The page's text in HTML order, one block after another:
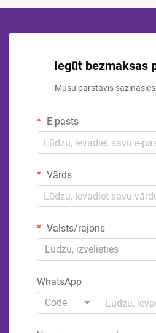
Iegūt bezmaksas
Mūsu pārstāvis
E-pasts
Vārds
Valsts/rajons
Lūdzu, izvēlieties
WhatsApp
Code